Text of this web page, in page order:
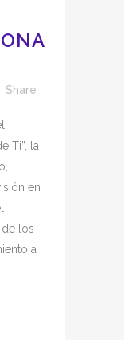
Share
Ti”, la
en
los
a